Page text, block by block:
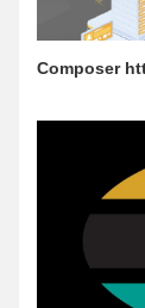
Composer